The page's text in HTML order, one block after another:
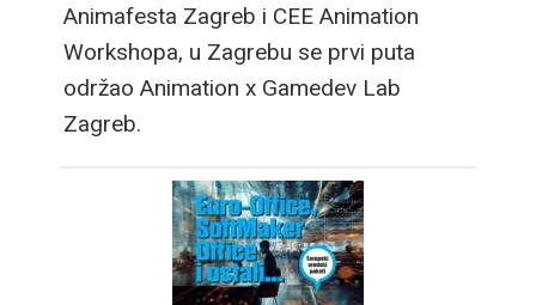
Animafesta Zagreb i CEE Animation
Workshopa, u Zagrebu se prvi puta
održao Animation x Gamedev Lab
Zagreb.